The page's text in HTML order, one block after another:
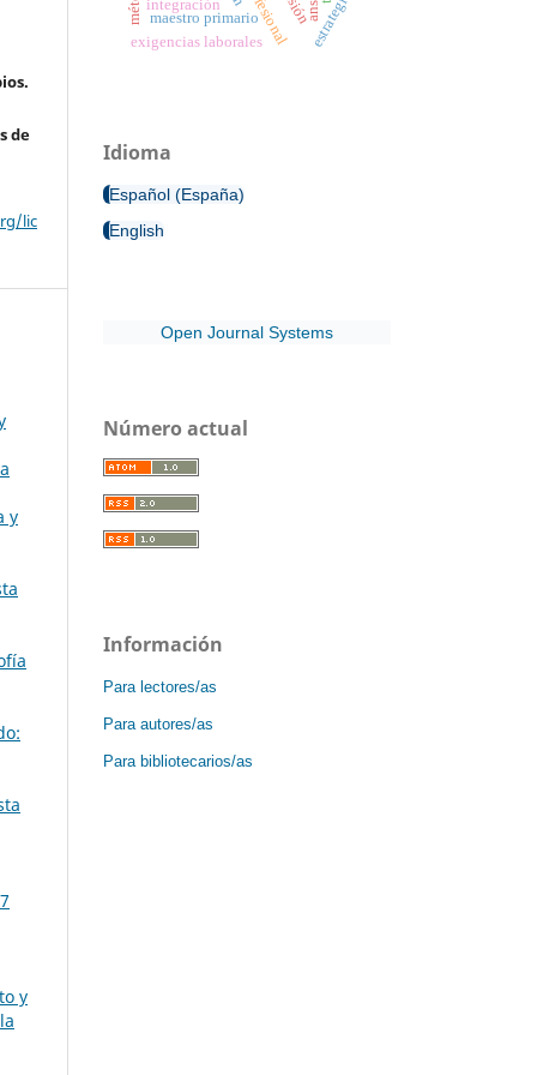
de
lic
y
y
exigencias laborales
maestro primario
integración estrategia
Idioma
Español (España)
English
Open Journal Systems
Número actual
Información
Para lectores/as
Para autores/as
Para bibliotecarios/as